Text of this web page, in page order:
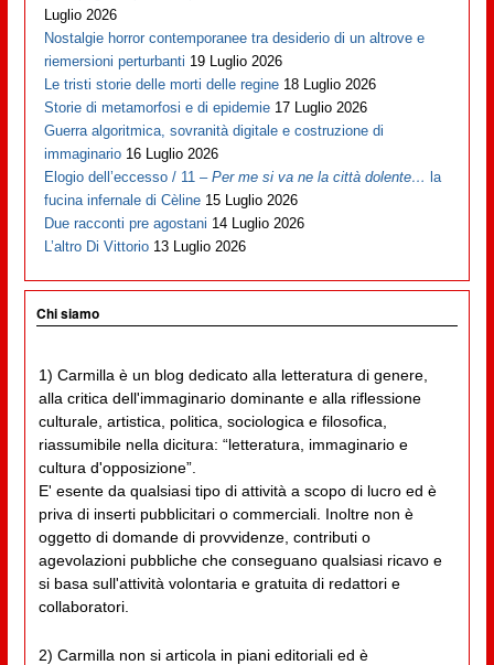
Luglio 2026
Nostalgie horror contemporanee tra desiderio di un altrove e
riemersioni perturbanti 19 Luglio 2026
Le tristi storie delle morti delle regine 18 Luglio 2026
Storie di metamorfosi e di epidemie 17 Luglio 2026
Guerra algoritmica, sovranità digitale e costruzione di
immaginario 16 Luglio 2026
Elogio dell’eccesso / 11 –Per me si va ne la città dolente… la
fucina infernale di Cèline 15 Luglio 2026
Due racconti pre agostani 14 Luglio 2026
L’altro Di Vittorio 13 Luglio 2026
Chi siamo
1) Carmilla è un blog dedicato alla letteratura di genere,
alla critica dell'immaginario dominante e alla riflessione
culturale, artistica, politica, sociologica e filosofica,
riassumibile nella dicitura: “letteratura, immaginario e
cultura d'opposizione”.
E' esente da qualsiasi tipo di attività a scopo di lucro ed è
priva di inserti pubblicitari o commerciali. Inoltre non è
oggetto di domande di provvidenze, contributi o
agevolazioni pubbliche che conseguano qualsiasi ricavo e
si basa sull'attività volontaria e gratuita di redattori e
collaboratori.
2) Carmilla non si articola in piani editoriali ed è